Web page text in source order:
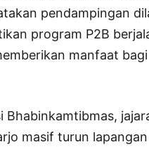
pendampingan
program P2B
manfaat bagi
Bhabinkamtibmas,
masif turun